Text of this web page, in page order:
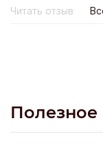
никакой – просто
Читать отзыв
Полезное